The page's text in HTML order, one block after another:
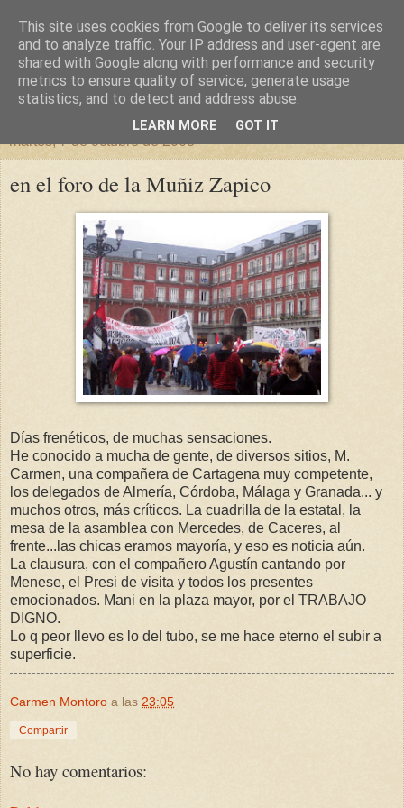
un sitio diferente
una casa para crecer, un castillo para soñar
martes, 7 de octubre de 2008
en el foro de la Muñiz Zapico
Días frenéticos, de muchas sensaciones.
He conocido a mucha de gente, de diversos sitios, M.
Carmen, una compañera de Cartagena muy competente,
los delegados de Almería, Córdoba, Málaga y Granada... y
muchos otros, más críticos. La cuadrilla de la estatal, la
mesa de la asamblea con Mercedes, de Caceres, al
frente...las chicas eramos mayoría, y eso es noticia aún.
La clausura, con el compañero Agustín cantando por
Menese, el Presi de visita y todos los presentes
emocionados. Mani en la plaza mayor, por el TRABAJO
DIGNO.
Lo q peor llevo es lo del tubo, se me hace eterno el subir a
superficie.
Carmen Montoro a las 23:05
Compartir
No hay comentarios:
This site uses cookies from Google to deliver its services
and to analyze traffic. Your IP address and user-agent are
shared with Google along with performance and security
metrics to ensure quality of service, generate usage
statistics, and to detect and address abuse.
LEARN MORE GOT IT